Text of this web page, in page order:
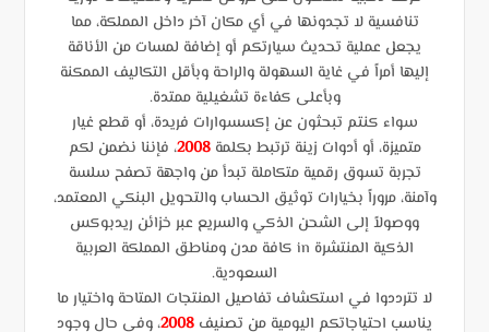
تنافسية لا تجدونها في أي مكان آخر داخل المملكة، مما
يجعل عملية تحديث سيارتكم أو إضافة لمسات من الأناقة
إليها أمراً في غاية السهولة والراحة وبأقل التكاليف الممكنة
وبأعلى كفاءة تشغيلية ممتدة.
سواء كنتم تبحثون عن إكسسوارات فريدة، أو قطع غيار
متميزة، أو أدوات زينة ترتبط بكلمة2008، فإننا نضمن لكم
تجربة تسوق رقمية متكاملة تبدأ من واجهة تصفح سلسة
وآمنة، مروراً بخيارات توثيق الحساب والتحويل البنكي المعتمد،
ووصولاً إلى الشحن الذكي والسريع عبر خزائن ريدبوكس
الذكية المنتشرة in كافة مدن ومناطق المملكة العربية
السعودية.
لا تترددوا في استكشاف تفاصيل المنتجات المتاحة واختيار ما
يناسب احتياجاتكم اليومية من تصنيف 2008، وفي حال وجود